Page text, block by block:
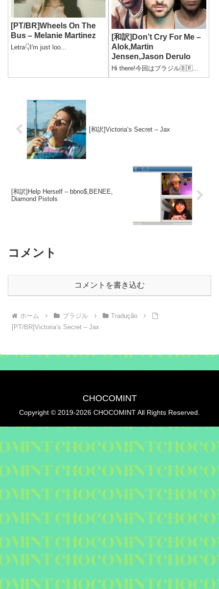
[PT/BR]Wheels On The
Bus – Melanie Martinez
Letra👇I'm just loo...
[和訳]Don’t Cry For Me –
Alok,Martin
Jensen,Jason Derulo
Hi there!今回はブラジル🇧🇷...
[和訳]Victoria’s Secret – Jax
[和訳]Help Herself – bbno$,BENEE,
Diamond Pistols
コメント
コメントを書き込む
ホーム ブラジル
Tradução
[PT/BR]Victoria’s Secret – Jax
CHOCOMINT
Copyright © 2019-2026 CHOCOMINT All Rights Reserved.